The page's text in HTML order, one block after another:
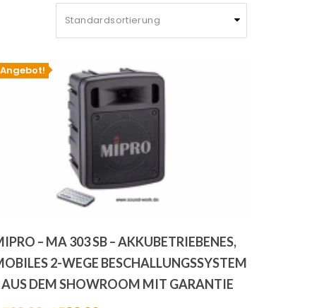
Angebot!
– MA 303 SB – AKKUBETRIEBENES,
2-WEGE BESCHALLUNGSSYSTEM
AUS DEM SHOWROOM MIT GARANTIE